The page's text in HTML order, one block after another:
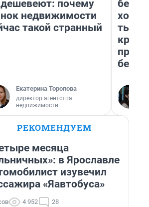
почему
недвижимости
такой странный
Екатерина Торопова
директор агентства
недвижимости
РЕКОМЕНДУЕМ
месяца
в Ярославле
изувечил
«Яавтобуса»
4 952 28